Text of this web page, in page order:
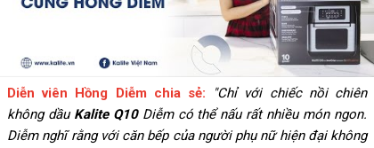
Diễn viên Hồng Diễm chia sẻ:
"Chỉ với chiếc nồi chiên
không dầu Kalite Q10Diễm có thể nấu rất nhiều món ngon.
Diễm nghĩ rằng với căn bếp của người phụ nữ hiện đại không